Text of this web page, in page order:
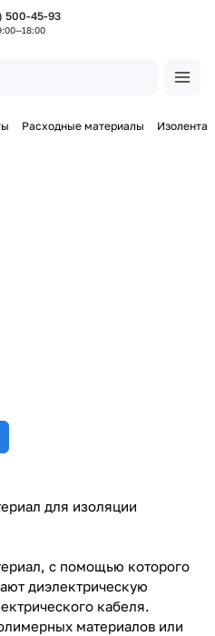
500-45-93
Расходные материалы Изолента
для изоляции
с помощью которого
диэлектрическую
кабеля.
материалов или